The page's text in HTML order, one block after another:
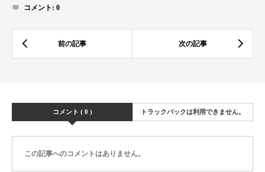
コメント: 0
コメント ( 0 ) トラックバックは利用できません。
この記事へのコメントはありません。